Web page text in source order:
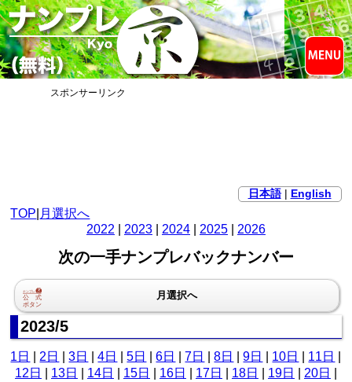
スポンサーリンク
日本語| English
TOP 月選択へ
2022
2023| 2024| 2025| 2026
次の一手ナンプレバックナンバー
月選択へ
2023/5
1日 2日 |3日 |4日 |5日 |6日 |7日 |8日 |9日 10日 11日
12日
13日 14日 15日 16日 17日 18日 19日 20日